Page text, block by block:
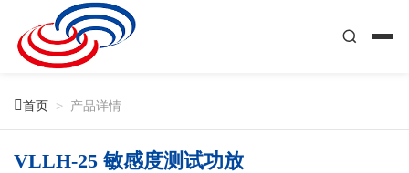
首页 > 产品详情
VLLH-25 敏感度测试功放